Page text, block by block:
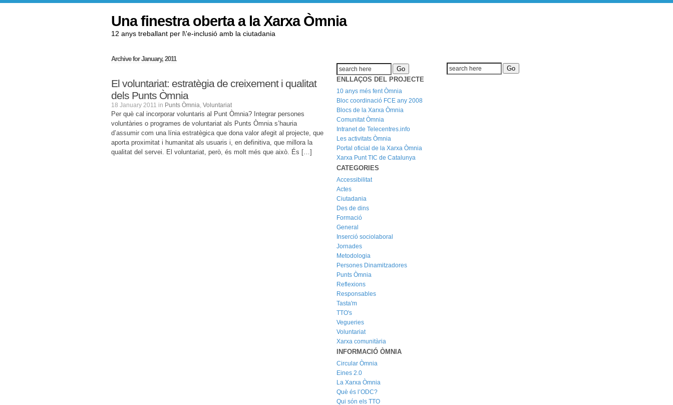
Una finestra oberta a la Xarxa Òmnia
12 anys treballant per l\'e-inclusió amb la ciutadania
Archive for January, 2011
El voluntariat: estratègia de creixement i qualitat
dels Punts Òmnia
18 January 2011 in Punts Òmnia, Voluntariat
Per què cal incorporar voluntaris al Punt Òmnia? Integrar persones
voluntàries o programes de voluntariat als Punts Òmnia s’hauria
d’assumir com una línia estratègica que dona valor afegit al projecte, que
aporta proximitat i humanitat als usuaris i, en definitiva, que millora la
qualitat del servei. El voluntariat, però, és molt més que això. És […]
ENLLAÇOS DEL PROJECTE
10 anys més fent Òmnia
Bloc coordinació FCE any 2008
Blocs de la Xarxa Òmnia
Comunitat Òmnia
Intranet de Telecentres.info
Les activitats Òmnia
Portal oficial de la Xarxa Òmnia
Xarxa Punt TIC de Catalunya
CATEGORIES
Accessibilitat
Actes
Ciutadania
Des de dins
Formació
General
Inserció sociolaboral
Jornades
Metodologia
Persones Dinamitzadores
Punts Òmnia
Reflexions
Responsables
Tasta'm
TTO's
Vegueries
Voluntariat
Xarxa comunitària
INFORMACIÓ ÒMNIA
Circular Òmnia
Eines 2.0
La Xarxa Òmnia
Què és l’ODC?
Qui són els TTO